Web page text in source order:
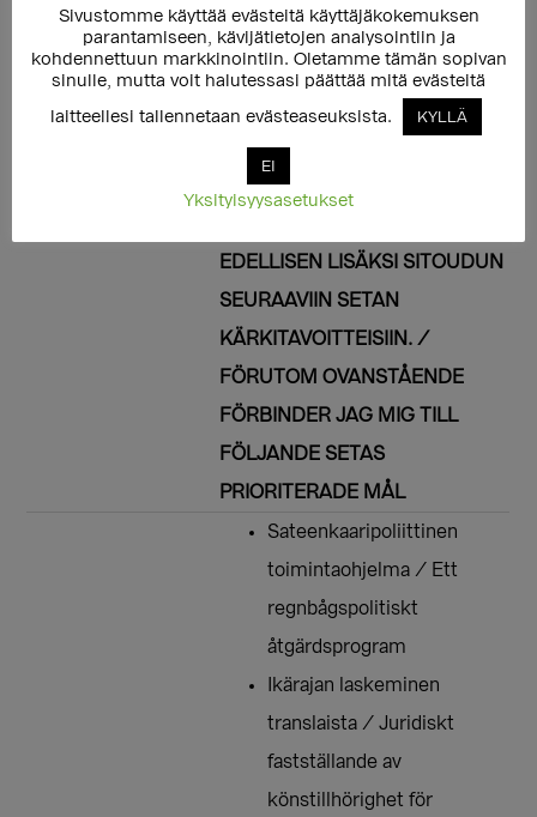
hatpropaganda mot
regnbågspersoner. Genom mitt
eget agerande ser jag också till
att regnbågspersoners röst hörs i
beslutsfattandet.
EDELLISEN LISÄKSI SITOUDUN
SEURAAVIIN SETAN
KÄRKITAVOITTEISIIN. /
FÖRUTOM OVANSTÅENDE
FÖRBINDER JAG MIG TILL
FÖLJANDE SETAS
PRIORITERADE MÅL
Sateenkaaripoliittinen
toimintaohjelma / Ett
regnbågspolitiskt
åtgärdsprogram
Ikärajan laskeminen
translaista / Juridiskt
fastställande av
könstillhörighet för
Sivustomme käyttää evästeitä käyttäjäkokemuksen
parantamiseen, kävijätietojen analysointiin ja
kohdennettuun markkinointiin. Oletamme tämän sopivan
sinulle, mutta voit halutessasi päättää mitä evästeitä
laitteellesi tallennetaan evästeaseuksista.
KYLLÄ
EI
Yksityisyysasetukset